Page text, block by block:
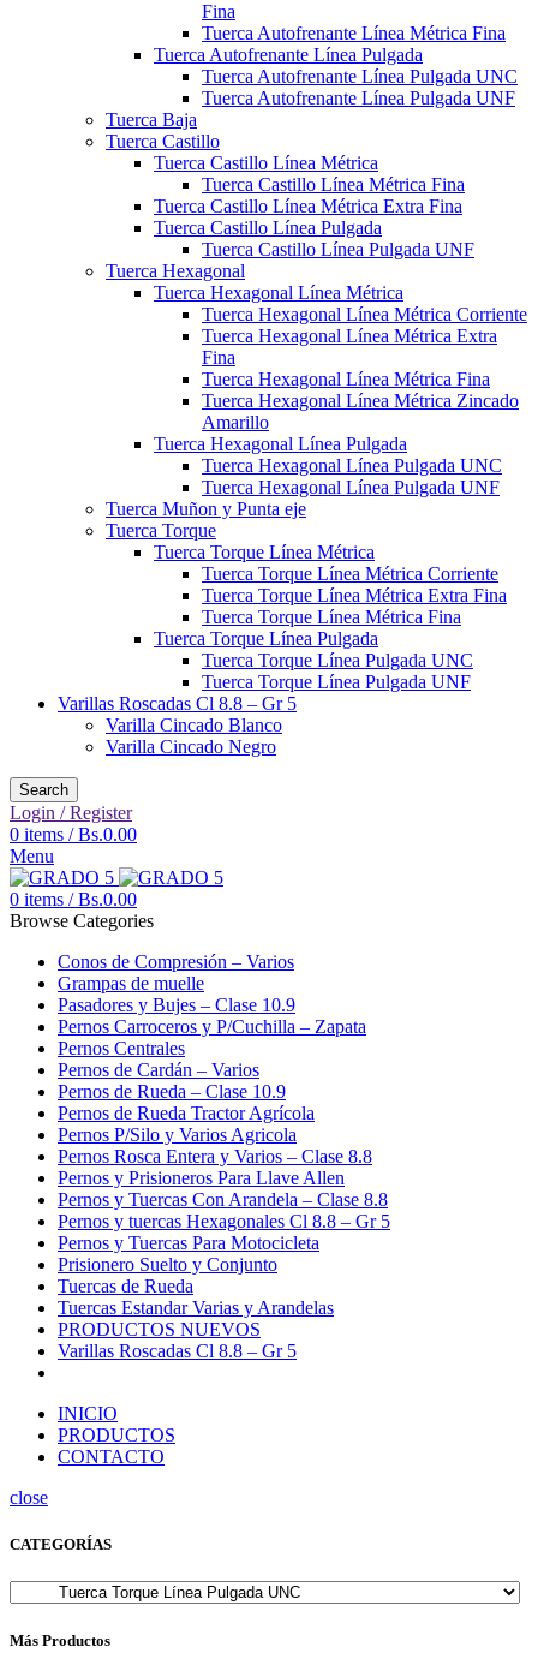
Fina
Tuerca Autofrenante Línea Métrica Fina
Tuerca Autofrenante Línea Pulgada
Tuerca Autofrenante Línea Pulgada UNC
Tuerca Autofrenante Línea Pulgada UNF
Tuerca Baja
Tuerca Castillo
Tuerca Castillo Línea Métrica
Tuerca Castillo Línea Métrica Fina
Tuerca Castillo Línea Métrica Extra Fina
Tuerca Castillo Línea Pulgada
Tuerca Castillo Línea Pulgada UNF
Tuerca Hexagonal
Tuerca Hexagonal Línea Métrica
Tuerca Hexagonal Línea Métrica Corriente
Tuerca Hexagonal Línea Métrica Extra
Fina
Tuerca Hexagonal Línea Métrica Fina
Tuerca Hexagonal Línea Métrica Zincado
Amarillo
Tuerca Hexagonal Línea Pulgada
Tuerca Hexagonal Línea Pulgada UNC
Tuerca Hexagonal Línea Pulgada UNF
Tuerca Muñon y Punta eje
Tuerca Torque
Tuerca Torque Línea Métrica
Tuerca Torque Línea Métrica Corriente
Tuerca Torque Línea Métrica Extra Fina
Tuerca Torque Línea Métrica Fina
Tuerca Torque Línea Pulgada
Tuerca Torque Línea Pulgada UNC
Tuerca Torque Línea Pulgada UNF
Varillas Roscadas Cl 8.8 – Gr 5
Varilla Cincado Blanco
Varilla Cincado Negro
Search
Login / Register
0 items / Bs.0.00
Menu
0 items / Bs.0.00
Browse Categories
Conos de Compresión – Varios
Grampas de muelle
Pasadores y Bujes – Clase 10.9
Pernos Carroceros y P/Cuchilla – Zapata
Pernos Centrales
Pernos de Cardán – Varios
Pernos de Rueda – Clase 10.9
Pernos de Rueda Tractor Agrícola
Pernos P/Silo y Varios Agricola
Pernos Rosca Entera y Varios – Clase 8.8
Pernos y Prisioneros Para Llave Allen
Pernos y Tuercas Con Arandela – Clase 8.8
Pernos y tuercas Hexagonales Cl 8.8 – Gr 5
Pernos y Tuercas Para Motocicleta
Prisionero Suelto y Conjunto
Tuercas de Rueda
Tuercas Estandar Varias y Arandelas
PRODUCTOS NUEVOS
Varillas Roscadas Cl 8.8 – Gr 5
INICIO
PRODUCTOS
CONTACTO
close
CATEGORÍAS
Más Productos